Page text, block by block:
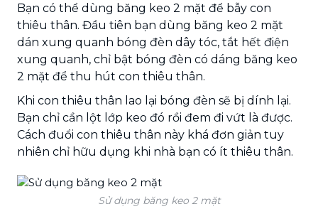
Bạn có thể dùng băng keo 2 mặt để bẫy con
thiêu thân. Đầu tiên bạn dùng băng keo 2 mặt
dán xung quanh bóng đèn dây tóc, tắt hết điện
xung quanh, chỉ bật bóng đèn có dáng băng keo
2 mặt để thu hút con thiêu thân.
Khi con thiêu thân lao lại bóng đèn sẽ bị dính lại.
Bạn chỉ cần lột lớp keo đó rồi đem đi vứt là được.
Cách đuổi con thiêu thân này khá đơn giản tuy
nhiên chỉ hữu dụng khi nhà bạn có ít thiêu thân.
Sử dụng băng keo 2 mặt